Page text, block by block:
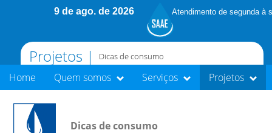
9 de ago. de 2026 Atendimento de segunda à
Projetos | Dicas de consumo
Home Quem somos Serviços Projetos
Dicas de consumo